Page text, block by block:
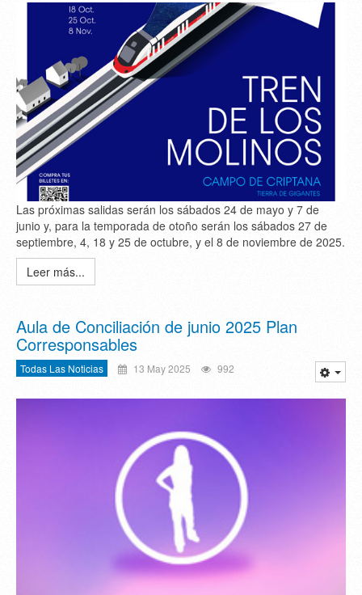
Las próximas salidas serán los sábados 24 de mayo y 7 de
junio y, para la temporada de otoño serán los sábados 27 de
septiembre, 4, 18 y 25 de octubre, y el 8 de noviembre de 2025.
Leer más...
Aula de Conciliación de junio 2025 Plan
Corresponsables
Todas Las Noticias 13 May 2025 992